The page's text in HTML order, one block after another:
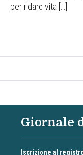
per ridare vita […]
Giornale
Iscrizione al